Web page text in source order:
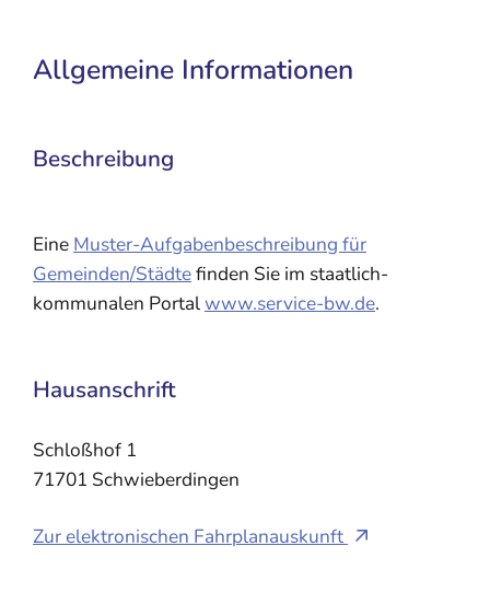
Allgemeine Informationen
Beschreibung
Eine Muster-Aufgabenbeschreibung für
Gemeinden/Städtefinden Sie im staatlich-
kommunalen Portalwww.service-bw.de.
Hausanschrift
Schloßhof 1
71701 Schwieberdingen
Zur elektronischen Fahrplanauskunft